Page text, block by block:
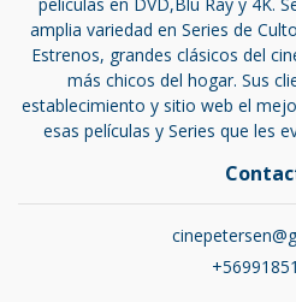
películas en DVD,Blu Ray y 4K.
amplia variedad en Series de
Estrenos, grandes clásicos del
más chicos del hogar. Sus
establecimiento y sitio web el
esas películas y Series que les